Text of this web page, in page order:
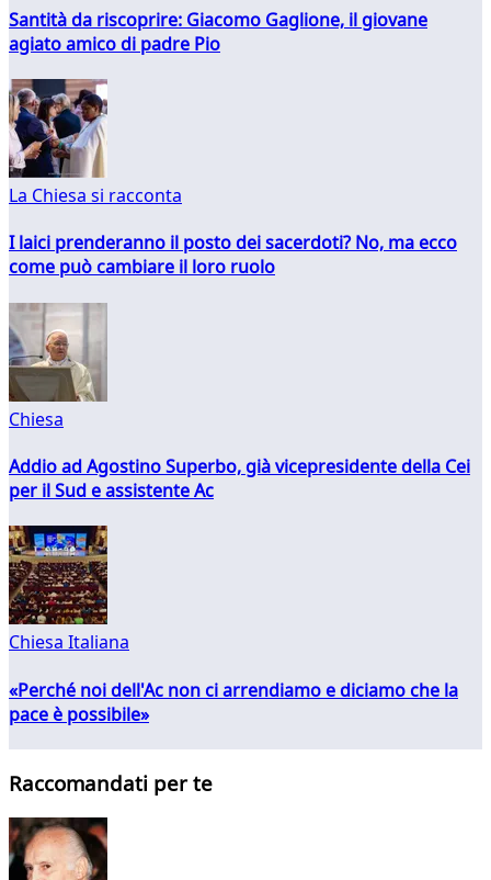
Santità da riscoprire: Giacomo Gaglione, il giovane
agiato amico di padre Pio
La Chiesa si racconta
I laici prenderanno il posto dei sacerdoti? No, ma ecco
come può cambiare il loro ruolo
Chiesa
Addio ad Agostino Superbo, già vicepresidente della Cei
per il Sud e assistente Ac
Chiesa Italiana
«Perché noi dell'Ac non ci arrendiamo e diciamo che la
pace è possibile»
Raccomandati per te